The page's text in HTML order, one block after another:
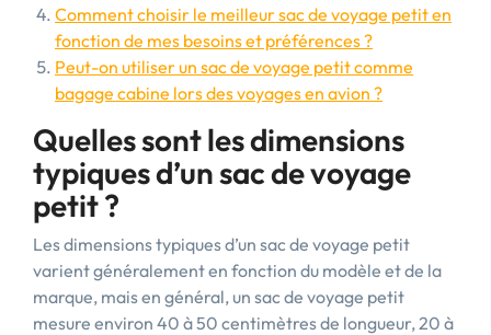
Comment choisir le meilleur sac de voyage petit en
fonction de mes besoins et préférences ?
Peut-on utiliser un sac de voyage petit comme
bagage cabine lors des voyages en avion ?
Quelles sont les dimensions
typiques d’un sac de voyage
petit ?
Les dimensions typiques d’un sac de voyage petit
varient généralement en fonction du modèle et de la
marque, mais en général, un sac de voyage petit
mesure environ 40 à 50 centimètres de longueur, 20 à